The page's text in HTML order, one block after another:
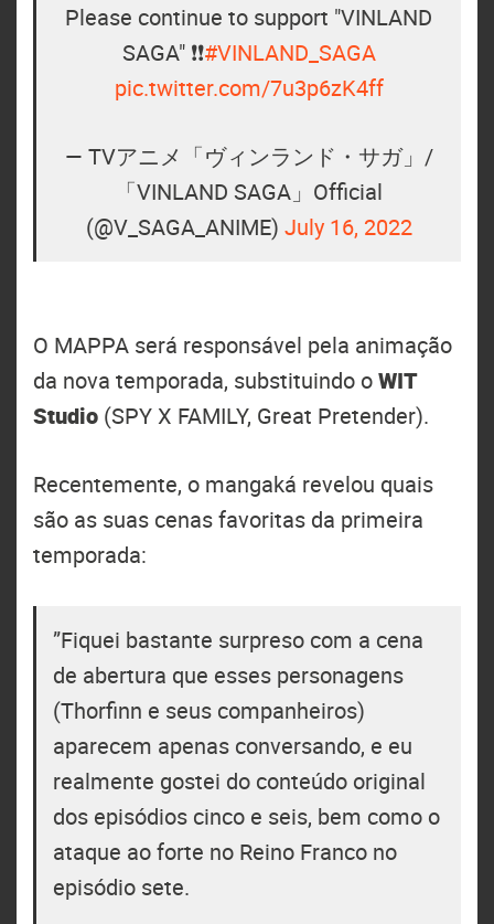
Please continue to support "VINLAND
SAGA" ❗❗#VINLAND_SAGA
pic.twitter.com/7u3p6zK4ff
— TVアニメ「ヴィンランド・サガ」/
「VINLAND SAGA」Official
(@V_SAGA_ANIME) July 16, 2022
O MAPPA será responsável pela animação
da nova temporada, substituindo oWIT
Studio (SPY X FAMILY, Great Pretender).
Recentemente, o mangaká revelou quais
são as suas cenas favoritas da primeira
temporada:
‎”Fiquei bastante surpreso com a cena
de abertura que esses personagens
(Thorfinn e seus companheiros)
aparecem apenas conversando, e eu
realmente gostei do conteúdo original
dos episódios cinco e seis, bem como o
ataque ao forte no Reino Franco no
episódio sete.